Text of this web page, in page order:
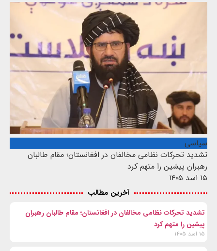
سیاسی
تشدید تحرکات نظامی مخالفان در افغانستان؛ مقام طالبان
رهبران پیشین را متهم کرد
۱۵ اسد ۱۴۰۵
آخرین مطالب
تشدید تحرکات نظامی مخالفان در افغانستان؛ مقام طالبان رهبران
پیشین را متهم کرد
۱۵ اسد ۱۴۰۵